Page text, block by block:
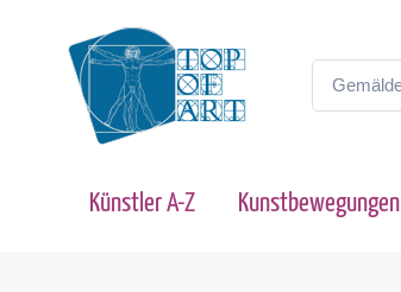
Künstler A-Z Kunstbewegungen